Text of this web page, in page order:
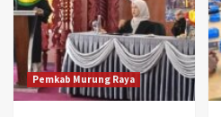
Pemkab Murung Raya